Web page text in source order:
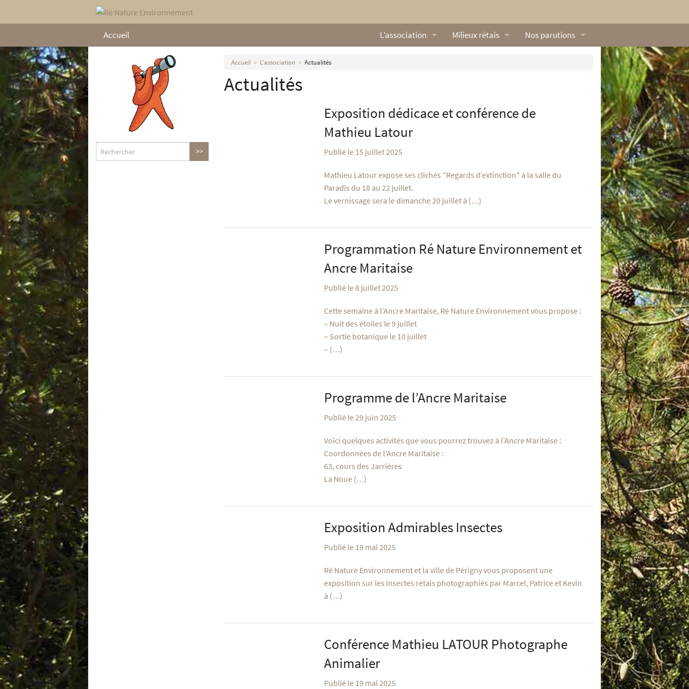
Accueil L’association
Le Conseil d’Administration
Nos partenaires
Nous contacter
Actualités
Milieux rétais Nos parutions
Vidéos naturalistes de Ré Nature
Accueil L’association Actualités
Actualités
Exposition dédicace et conférence de
Mathieu Latour
Publié le 15 juillet 2025
Mathieu Latour expose ses clichés "Regards d’extinction" à la salle du
Paradis du 18 au 22 juillet.
Le vernissage sera le dimanche 20 juillet à (…)
Programmation Ré Nature Environnement et
Ancre Maritaise
Publié le 8 juillet 2025
Cette semaine à l’Ancre Maritaise, Ré Nature Environnement vous propose :
– Nuit des étoiles le 9 juillet
– Sortie botanique le 10 juillet
– (…)
Programme de l’Ancre Maritaise
Publié le 29 juin 2025
Voici quelques activités que vous pourrez trouvez à l’Ancre Maritaise :
Coordonnées de l’Ancre Maritaise :
63, cours des Jarrières
La Noue (…)
Exposition Admirables Insectes
Publié le 19 mai 2025
Ré Nature Environnement et la ville de Périgny vous proposent une
exposition sur les insectes rétais photographiés par Marcel, Patrice et Kevin
à (…)
Conférence Mathieu LATOUR Photographe
Animalier
Publié le 19 mai 2025